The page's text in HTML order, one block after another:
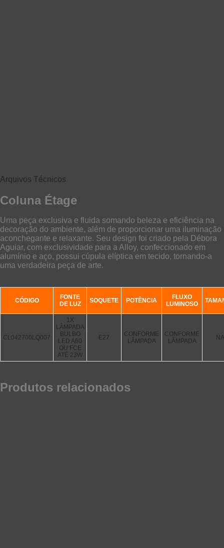
Arquivos Técnicos
Coluna Étage
Uma peça exclusiva e fluida somando beleza e eficiência na
decoração do ambiente, além de proporcionar uma iluminação
aconchegante e relaxante. Seu design foi criado pela Débora
Aguiar, com exclusividade para a Alloy, confeccionado em
alumínio e aço, possui cúpula elíptica em tecido, tornando-a
uma verdadeira peça de arte.
CÓDIGO
FONTE
DE LUZ
SOQUETE POTÊNCIA
FLUXO
LUMINOSO
CL042700LQ007
1X
LÂMPADA
BULBO
LED A60
OU FCE
ATÉ 23W
E27
CONFORME
LÂMPADA
CONFORME
LÂMPADA
NA
Produtos relacionados